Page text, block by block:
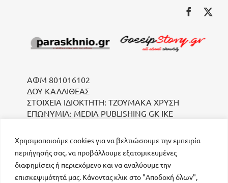
Χρησιμοποιούμε cookies για να βελτιώσουμε την εμπειρία
περιήγησής σας, να προβάλλουμε εξατομικευμένες
διαφημίσεις ή περιεχόμενο και να αναλύουμε την
επισκεψιμότητά μας. Κάνοντας κλικ στο "Αποδοχή όλων",
ΑΦΜ 801016102
ΔΟΥ ΚΑΛΛΙΘΕΑΣ
ΣΤΟΙΧΕΙΑ ΙΔΙΟΚΤΗΤΗ: ΤΖΟΥΜΑΚΑ ΧΡΥΣΗ
ΕΠΩΝΥΜΙΑ: MEDIA PUBLISHING GK IKE